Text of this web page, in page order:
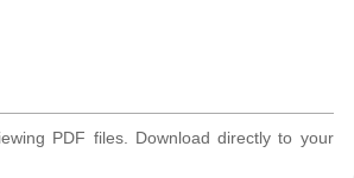
PDF files. Download directly to your